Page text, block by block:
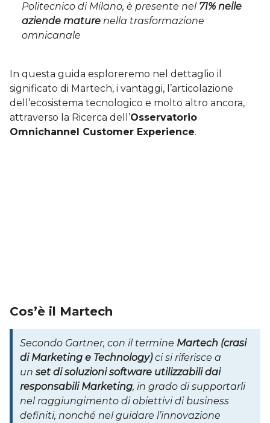
Politecnico di Milano, è presente nel 71% nelle
aziende mature nella trasformazione
omnicanale
In questa guida esploreremo nel dettaglio il
significato di Martech, i vantaggi, l’articolazione
dell’ecosistema tecnologico e molto altro ancora,
attraverso la Ricerca dell’Osservatorio
Omnichannel Customer Experience.
Cos’è il Martech
Secondo Gartner, con il termine Martech (crasi
di Marketing e Technology)ci si riferisce a
un set di soluzioni software utilizzabili dai
responsabili Marketing, in grado di supportarli
nel raggiungimento di obiettivi di business
definiti, nonché nel guidare l’innovazione